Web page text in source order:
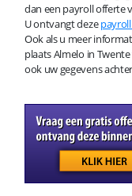
dan een payroll offerte
U ontvangt deze
Ook als u meer
plaats Almelo in
ook uw gegevens